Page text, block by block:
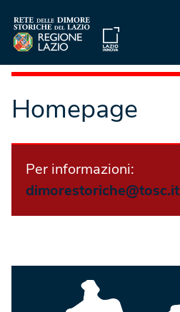
Homepage
Per informazioni:
dimorestoriche@tosc.it